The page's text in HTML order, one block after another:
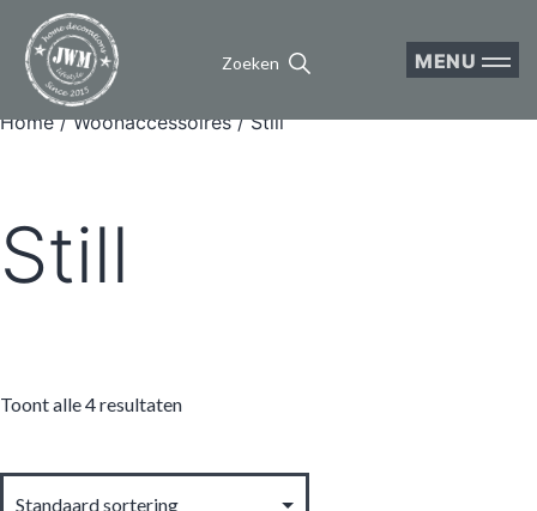
Zoeken MENU
Home/Woonaccessoires/ Still
Still
Toont alle 4 resultaten